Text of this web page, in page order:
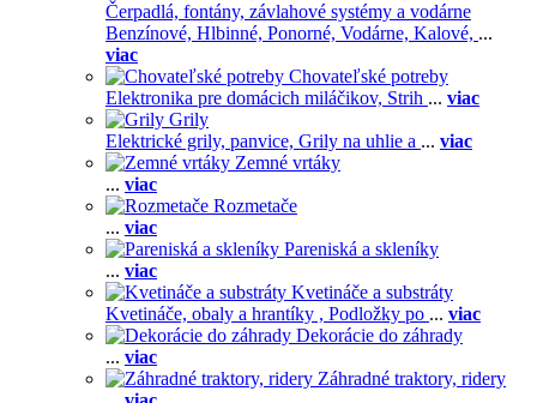
Čerpadlá, fontány, závlahové systémy a vodárne
Benzínové, Hlbinné, Ponorné, Vodárne, Kalové, ...
viac
Chovateľské potreby
Elektronika pre domácich miláčikov, Strih ... viac
Grily
Elektrické grily, panvice, Grily na uhlie a ... viac
Zemné vrtáky
... viac
Rozmetače
... viac
Pareniská a skleníky
... viac
Kvetináče a substráty
Kvetináče, obaly a hrantíky , Podložky po ... viac
Dekorácie do záhrady
... viac
Záhradné traktory, ridery